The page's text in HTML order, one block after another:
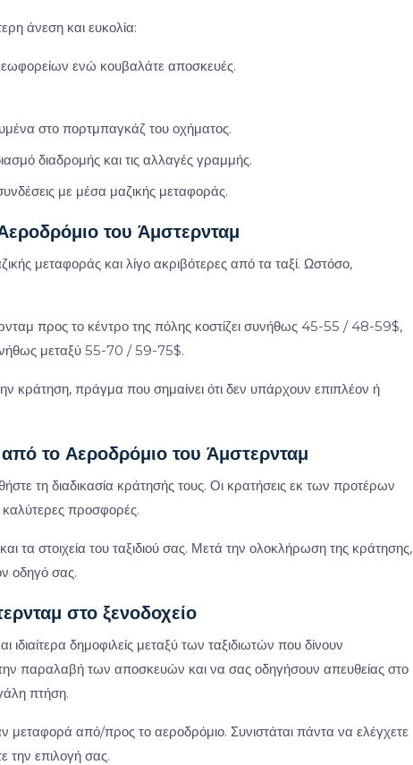
άνεση και ευκολία:
ενώ κουβαλάτε αποσκευές.
στο πορτμπαγκάζ του οχήματος.
διαδρομής και τις αλλαγές γραμμής.
με μέσα μαζικής μεταφοράς.
του Άμστερνταμ
μεταφοράς και λίγο ακριβότερες από τα ταξί. Ωστόσο,
προς το κέντρο της πόλης κοστίζει συνήθως 45-55 / 48-59$,
μεταξύ 55-70 / 59-75$.
κράτηση, πράγμα που σημαίνει ότι δεν υπάρχουν επιπλέον ή
το Αεροδρόμιο του Άμστερνταμ
τη διαδικασία κράτησής τους. Οι κρατήσεις εκ των προτέρων
καλύτερες προσφορές.
τα στοιχεία του ταξιδιού σας. Μετά την ολοκλήρωση της κράτησης,
οδηγό σας.
στο ξενοδοχείο
δημοφιλείς μεταξύ των ταξιδιωτών που δίνουν
παραλαβή των αποσκευών και να σας οδηγήσουν απευθείας στο
πτήση.
από/προς το αεροδρόμιο. Συνιστάται πάντα να ελέγχετε
την επιλογή σας.